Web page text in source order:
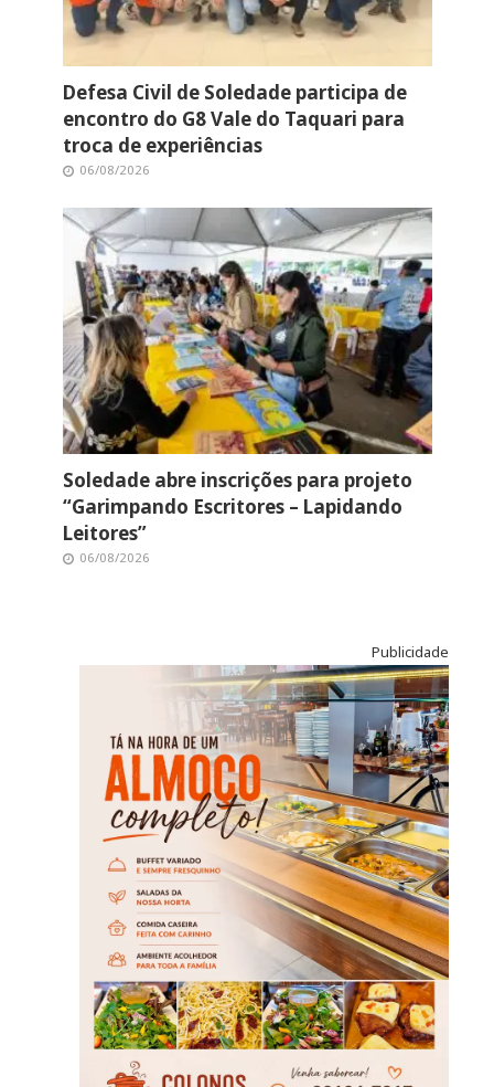
Defesa Civil de Soledade participa de
encontro do G8 Vale do Taquari para
troca de experiências
06/08/2026
Soledade abre inscrições para projeto
“Garimpando Escritores – Lapidando
Leitores”
06/08/2026
Publicidade